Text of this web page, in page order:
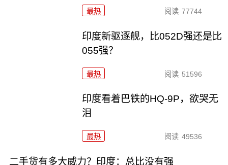
最热 阅读 77744
印度新驱逐舰，比052D强还是比
055强？
最热 阅读 51596
印度看着巴铁的HQ-9P，欲哭无
泪
最热 阅读 49536
二手货有多大威力？印度：总比没有强